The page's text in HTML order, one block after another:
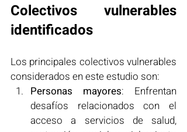
Colectivos vulnerables
identificados
Los principales colectivos vulnerables
considerados en este estudio son:
Personas mayores: Enfrentan
desafíos relacionados con el
acceso a servicios de salud,